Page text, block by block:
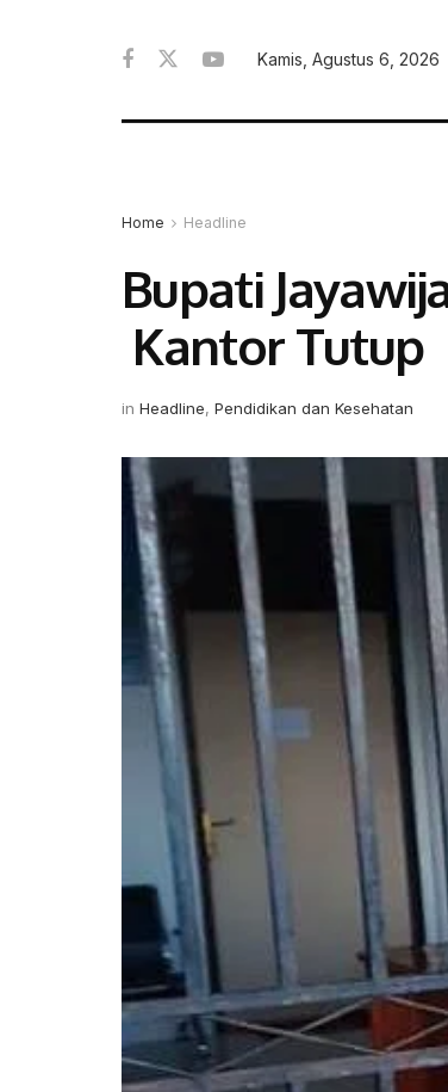
Kamis, Agustus 6, 2026
Home Headline
Bupati
Kantor Tutup
in Headline, Pendidikan dan Kesehatan